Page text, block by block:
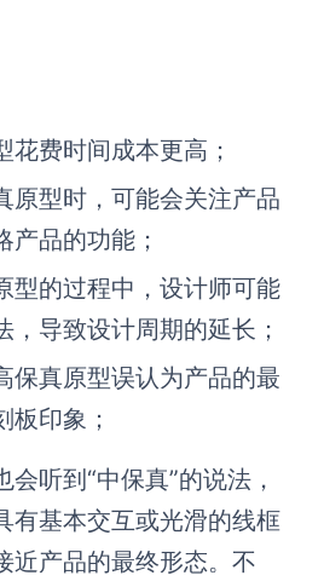
花费时间成本更高；
原型时，可能会关注产品
产品的功能；
型的过程中，设计师可能
，导致设计周期的延长；
保真原型误认为产品的最
板印象；
听到“中保真”的说法，
有基本交互或光滑的线框
近产品的最终形态。不